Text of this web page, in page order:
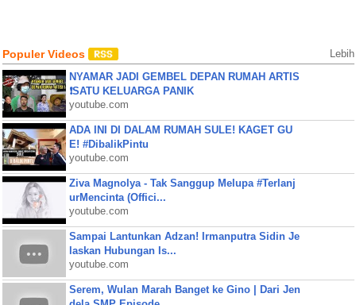
Populer Videos Lebih
NYAMAR JADI GEMBEL DEPAN RUMAH ARTIS
❗SATU KELUARGA PANIK
youtube.com
ADA INI DI DALAM RUMAH SULE! KAGET GU
E! #DibalikPintu
youtube.com
Ziva Magnolya - Tak Sanggup Melupa #Terlanj
urMencinta (Offici...
youtube.com
Sampai Lantunkan Adzan! Irmanputra Sidin Je
laskan Hubungan Is...
youtube.com
Serem, Wulan Marah Banget ke Gino | Dari Jen